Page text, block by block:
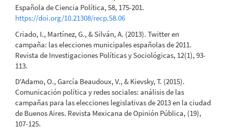
Española de Ciencia Política, 58, 175-201.
https://doi.org/10.21308/recp.58.06
Criado, I., Martínez, G., & Silván, A. (2013). Twitter en
campaña: las elecciones municipales españolas de 2011.
Revista de Investigaciones Políticas y Sociológicas, 12(1), 93-
113.
D'Adamo, O., García Beaudoux, V., & Kievsky, T. (2015).
Comunicación política y redes sociales: análisis de las
campañas para las elecciones legislativas de 2013 en la ciudad
de Buenos Aires. Revista Mexicana de Opinión Pública, (19),
107-125.